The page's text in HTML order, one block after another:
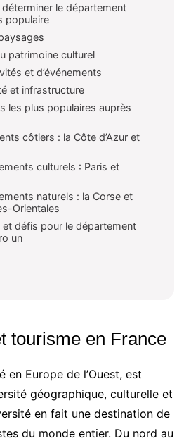
le département
populaire
patrimoine culturel
et d’événements
et infrastructure
les plus populaires auprès
côtiers : la Côte d’Azur et
culturels : Paris et
naturels : la Corse et
Orientales
défis pour le département
un
tourisme en France
en Europe de l’Ouest, est
géographique, culturelle et
en fait une destination de
du monde entier. Du nord au